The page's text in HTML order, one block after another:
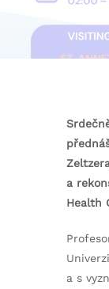
a
Health
a s